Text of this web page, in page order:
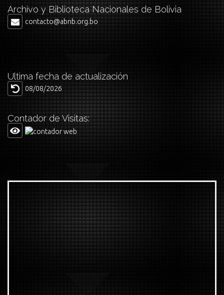
Archivo y Biblioteca Nacionales de Bolivia
contacto@abnb.org.bo
Última fecha de actualización
08/08/2026
Contador de Visitas: